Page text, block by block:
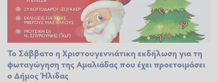
Το Σάββατο η Χριστουγεννιάτικη εκδήλωση για τη
φωταγώγηση της Αμαλιάδας που έχει προετοιμάσει
ο Δήμος Ήλιδας